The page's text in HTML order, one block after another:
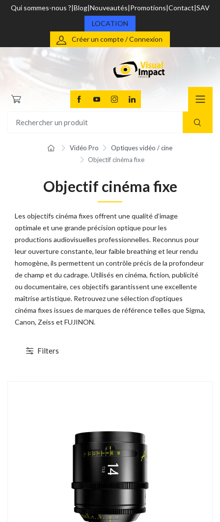
Qui sommes-nous ? Blog Nouveautés Promotions Contact SAV
LOCATION
Créer un compte / Connexion
Vidéo Pro
Optiques vidéo / cine
Objectif cinéma fixe
15 600,00 € TTC
Objectif cinéma fixe
Les objectifs cinéma fixes offrent une qualité d’image
optimale et une grande précision optique pour les
productions audiovisuelles professionnelles. Reconnus pour
leur ouverture constante, leur faible breathing et leur rendu
homogène, ils permettent un contrôle précis de la profondeur
de champ et du cadrage. Utilisés en cinéma, fiction, publicité
ou documentaire, ces objectifs garantissent une excellente
maîtrise artistique. Retrouvez une sélection d’optiques
cinéma fixes issues de marques de référence telles que Sigma,
Canon, Zeiss et FUJINON.
Filters